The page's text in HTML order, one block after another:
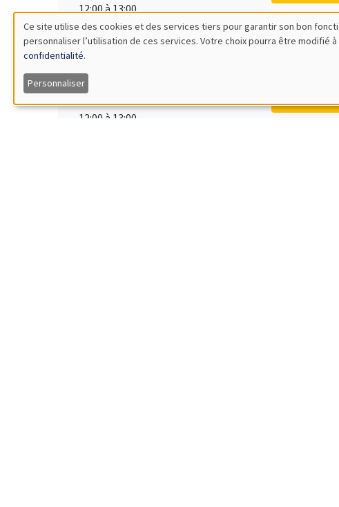
12:00 à 13:00
Îlot Bernard du Bois
TBA
Vendredi 19 mars 2027
12:00 à 13:00
SÉMINAIRES
Utilisation
des
données
Ce site utilise des cookies et des services tiers pour garantir son bon
personnaliser l’utilisation de ces services. Votre choix pourra être modifié
confidentialité.
Personnaliser